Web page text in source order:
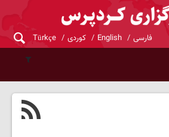
فارسی English کوردی Türkçe